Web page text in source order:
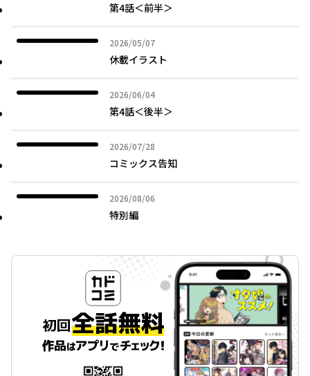
第4話＜前半＞
2026/05/07
2026年05月07日
休載イラスト
2026/06/04
2026年06月04日
第4話＜後半＞
2026/07/28
2026年07月28日
コミックス告知
2026/08/06
2026年08月06日
特別編